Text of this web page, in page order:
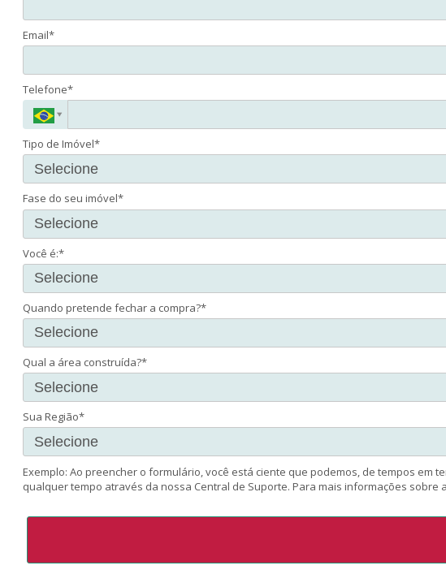
Email*
Telefone*
Tipo de Imóvel*
Fase do seu imóvel*
Você é:*
Quando pretende fechar a compra?*
Qual a área construída?*
Sua Região*
Exemplo: Ao preencher o formulário, você está ciente que podemos, de tempos em
qualquer tempo através da nossa Central de Suporte. Para mais informações